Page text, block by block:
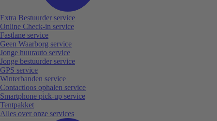
Extra Bestuurder service
Online Check-in service
Fastlane service
Geen Waarborg service
Jonge huurauto service
Jonge bestuurder service
GPS service
Winterbanden service
Contactloos ophalen service
Smartphone pick-up service
Tentpakket
Alles over onze services